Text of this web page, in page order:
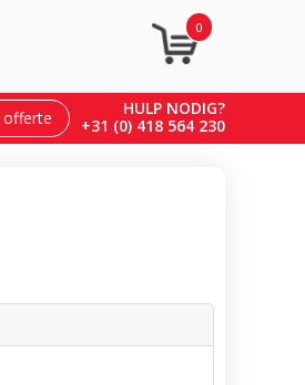
0
HULP NODIG?
+31 (0) 418 564 230
offerte